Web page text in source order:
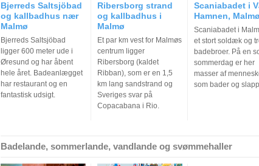
Bjerreds Saltsjöbad
og kallbadhus nær
Malmø
Bjerreds Saltsjöbad
ligger 600 meter ude i
Øresund og har åbent
hele året. Badeanlægget
har restaurant og en
fantastisk udsigt.
Ribersborg strand
og kallbadhus i
Malmø
Et par km vest for Malmøs
centrum ligger
Ribersborg (kaldet
Ribban), som er en 1,5
km lang sandstrand og
Sveriges svar på
Copacabana i Rio.
Scaniabadet i
Hamnen, Malmø
Scaniabadet i
et stort soldæk og
badebroer. På en
sommerdag er her
masser af
som bader og
Badelande, sommerlande, vandlande og svømmehaller